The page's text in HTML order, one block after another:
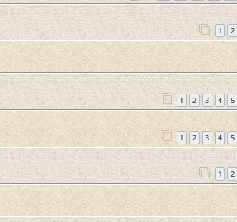
1 2
1 2 3 4 5
1 2 3 4 5
1 2